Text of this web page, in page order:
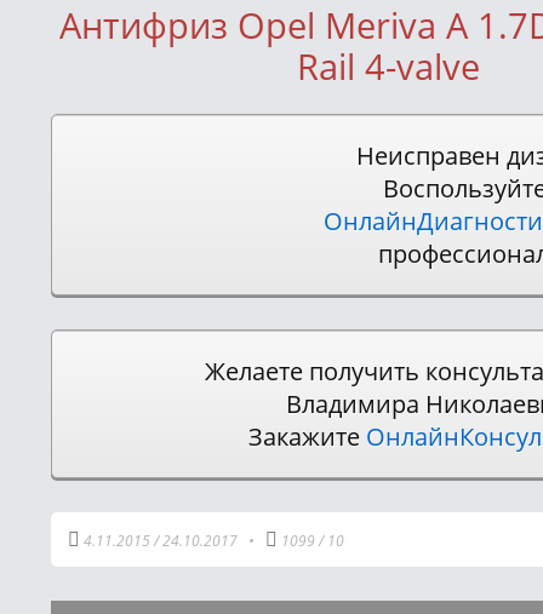
Антифриз Opel Meriva A
Rail 4-valve
Неисправен
Желаете получить
Владимира
Закажите
4.11.2015 /24.10.2017 • 1099 / 10